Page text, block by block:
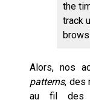
the
track
Alors, nos
patterns, des
au fil des